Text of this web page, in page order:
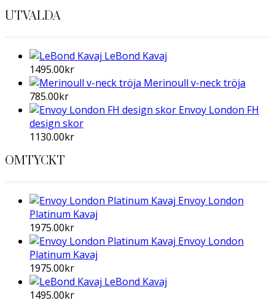
UTVALDA
LeBond Kavaj
1495.00kr
Merinoull v-neck tröja
785.00kr
Envoy London FH
design skor
1130.00kr
OMTYCKT
Envoy London
Platinum Kavaj
1975.00kr
Envoy London
Platinum Kavaj
1975.00kr
LeBond Kavaj
1495.00kr